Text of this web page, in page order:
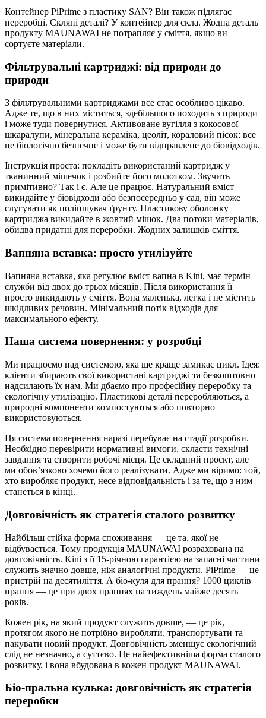
Контейнер PiPrime з пластику SAN? Він також підлягає
переробці. Скляні деталі? У контейнер для скла. Жодна деталь
продукту MAUNAWAI не потрапляє у сміття, якщо ви
сортуєте матеріали.
Фільтрувальні картриджі: від природи до
природи
З фільтрувальними картриджами все стає особливо цікаво.
Адже те, що в них міститься, здебільшого походить з природи
і може туди повернутися. Активоване вугілля з кокосової
шкаралупи, мінеральна кераміка, цеоліт, кораловий пісок: все
це біологічно безпечне і може бути відправлене до біовідходів.
Інструкція проста: покладіть використаний картридж у
тканинний мішечок і розбийте його молотком. Звучить
примітивно? Так і є. Але це працює. Натуральний вміст
викидайте у біовідходи або безпосередньо у сад, він може
слугувати як поліпшувач ґрунту. Пластикову оболонку
картриджа викидайте в жовтий мішок. Два потоки матеріалів,
обидва придатні для переробки. Жодних залишків сміття.
Вапняна вставка: просто утилізуйте
Вапняна вставка, яка регулює вміст вапна в Kini, має термін
служби від двох до трьох місяців. Після використання її
просто викидають у сміття. Вона маленька, легка і не містить
шкідливих речовин. Мінімальний потік відходів для
максимального ефекту.
Наша система повернення: у розробці
Ми працюємо над системою, яка ще краще замикає цикл. Ідея:
клієнти збирають свої використані картриджі та безкоштовно
надсилають їх нам. Ми дбаємо про професійну переробку та
екологічну утилізацію. Пластикові деталі переробляються, а
природні компоненти компостуються або повторно
використовуються.
Ця система повернення наразі перебуває на стадії розробки.
Необхідно перевірити нормативні вимоги, скласти технічні
завдання та створити робочі місця. Це складний проєкт, але
ми обов’язково хочемо його реалізувати. Адже ми віримо: той,
хто виробляє продукт, несе відповідальність і за те, що з ним
станеться в кінці.
Довговічність як стратегія сталого розвитку
Найбільш стійка форма споживання — це та, якої не
відбувається. Тому продукція MAUNAWAI розрахована на
довговічність. Kini з її 15-річною гарантією на запасні частини
служить значно довше, ніж аналогічні продукти. PiPrime — це
пристрій на десятиліття. А біо-куля для прання? 1000 циклів
прання — це при двох праннях на тиждень майже десять
років.
Кожен рік, на який продукт служить довше, — це рік,
протягом якого не потрібно виробляти, транспортувати та
пакувати новий продукт. Довговічність зменшує екологічний
слід не незначно, а суттєво. Це найефективніша форма сталого
розвитку, і вона вбудована в кожен продукт MAUNAWAI.
Біо-пральна кулька: довговічність як стратегія
переробки